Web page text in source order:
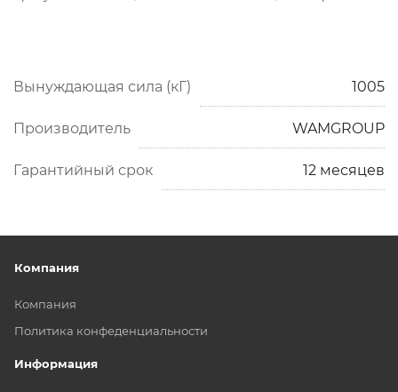
Вынуждающая сила (кГ) 1005
Производитель WAMGROUP
Гарантийный срок 12 месяцев
Компания
Компания
Политика конфеденциальности
Информация